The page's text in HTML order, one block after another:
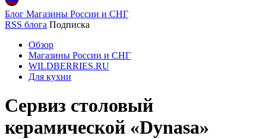
Блог Магазины России и СНГ
RSS блога Подписка
Обзор
Магазины России и СНГ
WILDBERRIES.RU
Для кухни
Сервиз столовый
керамической «Dynasa»